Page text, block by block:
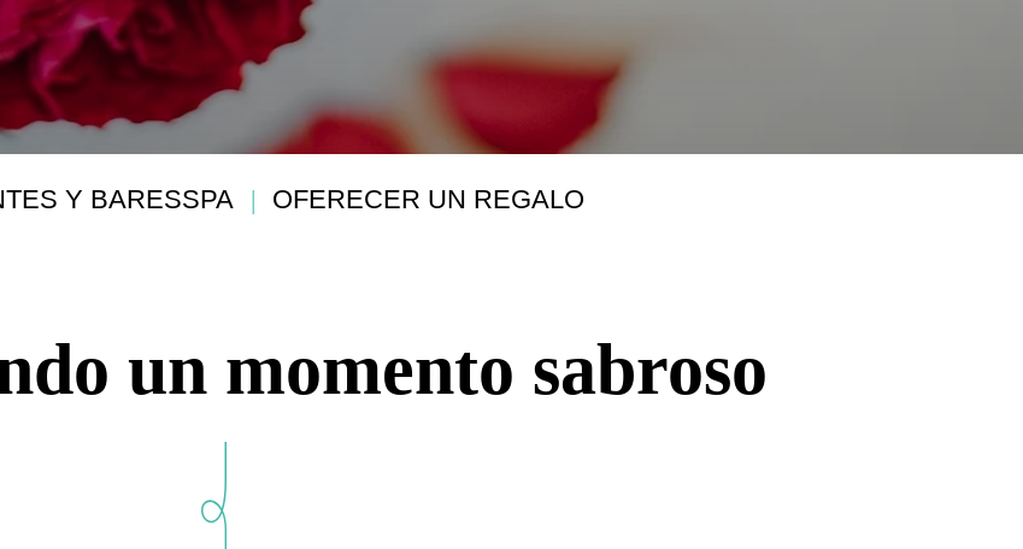
Y BARESSPA OFERECER UN REGALO
un momento sabroso